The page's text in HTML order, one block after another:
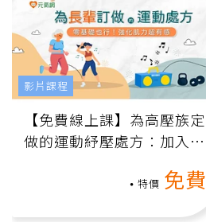
【免費線上課】為高壓族定
做的運動紓壓處方：加入行
特價 免費
影片課程